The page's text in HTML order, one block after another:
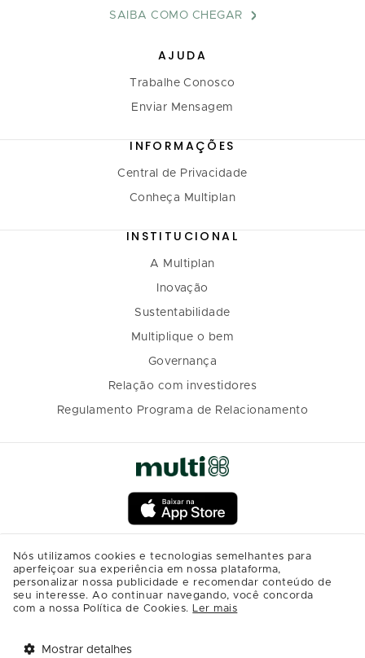
SAIBA COMO CHEGAR
AJUDA
Trabalhe Conosco
Enviar Mensagem
INFORMAÇÕES
Central de Privacidade
Conheça Multiplan
INSTITUCIONAL
A Multiplan
Inovação
Sustentabilidade
Multiplique o bem
Governança
Relação com investidores
Regulamento Programa de Relacionamento
Nós utilizamos cookies e tecnologias semelhantes para
aperfeiçoar sua experiência em nossa plataforma,
personalizar nossa publicidade e recomendar conteúdo de
seu interesse. Ao continuar navegando, você concorda
com a nossa Política de Cookies. Ler mais
Mostrar detalhes